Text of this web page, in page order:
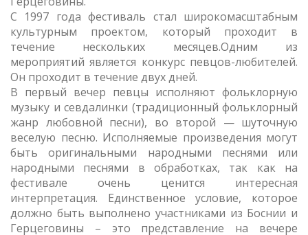
С 1997 года фестиваль стал широкомасштабным
культурным проектом, который проходит в
течение нескольких месяцев.Одним из
мероприятий является конкурс певцов-любителей.
Он проходит в течение двух дней.
В первый вечер певцы исполняют фольклорную
музыку и севдалинки (традиционный фольклорный
жанр любовной песни), во второй — шуточную
веселую песню. Исполняемые произведения могут
быть оригинальными народными песнями или
народными песнями в обработках, так как на
фестивале очень ценится интересная
интерпретация. Единственное условие, которое
должно быть выполнено участниками из Боснии и
Герцеговины – это представление на вечере